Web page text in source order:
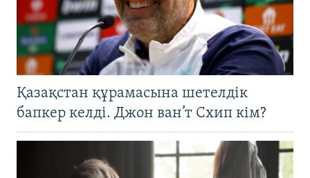
Қазақстан құрамасына шетелдік
бапкер келді. Джон ван’т Схип кім?